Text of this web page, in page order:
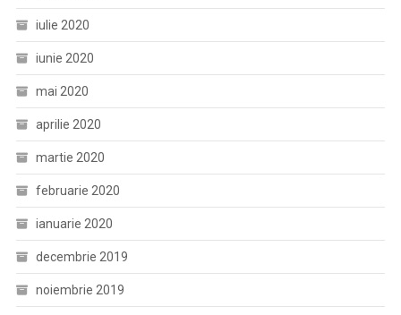
iulie 2020
iunie 2020
mai 2020
aprilie 2020
martie 2020
februarie 2020
ianuarie 2020
decembrie 2019
noiembrie 2019